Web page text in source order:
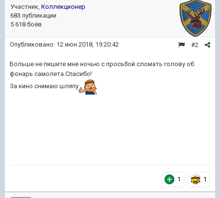
Участник, Коллекционер
683 публикации
5 618 боёв
#2
Опубликовано: 12 июн 2018, 19:20:42
Больше не пишите мне ночью с просьбой сломать голову об
фонарь самолета.Спасибо!
За кино снимаю шляпу
1 1